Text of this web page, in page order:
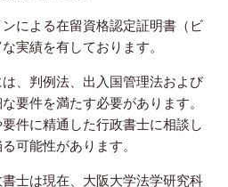
による在留資格認定証明書（ビ
実績を有しております。
、判例法、出入国管理法および
要件を満たす必要があります。
件に精通した行政書士に相談し
可能性があります。
士は現在、大阪大学法学研究科